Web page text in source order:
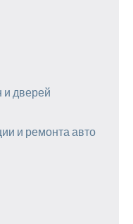
и дверей
и ремонта авто